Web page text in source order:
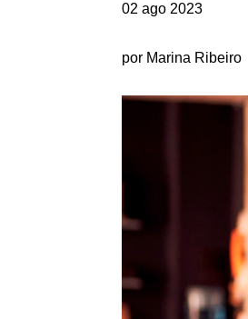
02 ago 2023
por Marina Ribeiro